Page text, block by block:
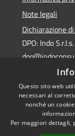
Note legali
Dichiarazione
DPO: Indo
Accessibilità
Questo sito web
necessari al
nonché un
Per maggiori dettagli,